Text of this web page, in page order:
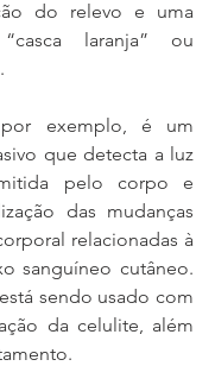
do relevo e uma
laranja” ou
exemplo, é um
que detecta a luz
pelo corpo e
das mudanças
relacionadas à
sanguíneo cutâneo.
sendo usado com
da celulite, além